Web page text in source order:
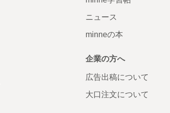
ニュース
minneの本
企業の方へ
広告出稿について
大口注文について